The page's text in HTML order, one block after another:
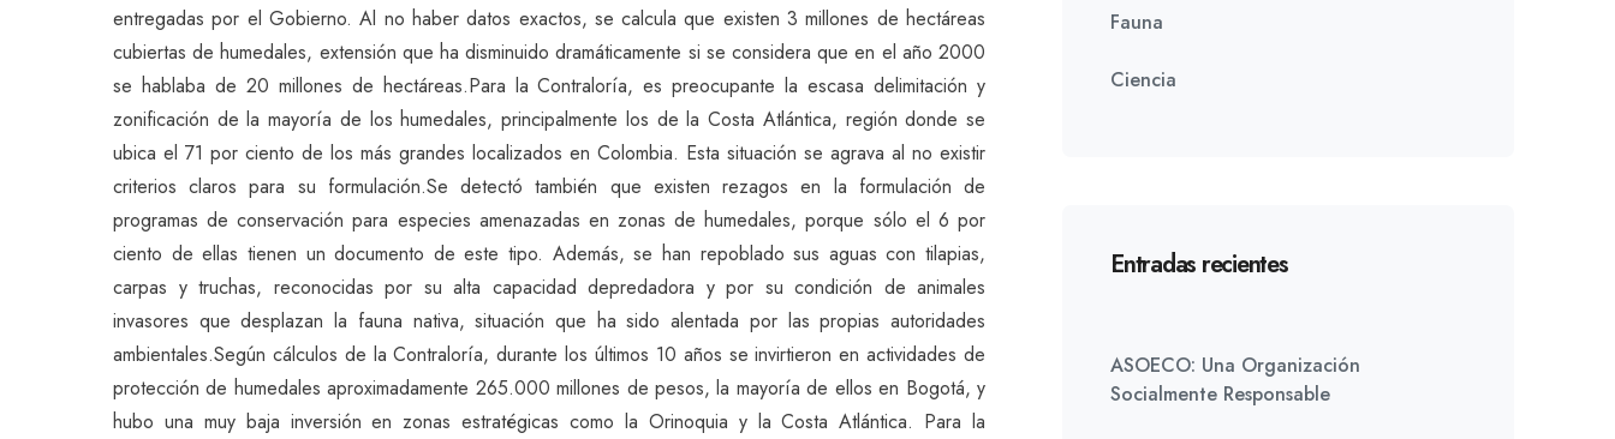
entregadas por el Gobierno. Al no haber datos exactos, se calcula que existen 3 millones de hectáreas
cubiertas de humedales, extensión que ha disminuido dramáticamente si se considera que en el año 2000
se hablaba de 20 millones de hectáreas.Para la Contraloría, es preocupante la escasa delimitación y
zonificación de la mayoría de los humedales, principalmente los de la Costa Atlántica, región donde se
ubica el 71 por ciento de los más grandes localizados en Colombia. Esta situación se agrava al no existir
criterios claros para su formulación.Se detectó también que existen rezagos en la formulación de
programas de conservación para especies amenazadas en zonas de humedales, porque sólo el 6 por
ciento de ellas tienen un documento de este tipo. Además, se han repoblado sus aguas con tilapias,
carpas y truchas, reconocidas por su alta capacidad depredadora y por su condición de animales
invasores que desplazan la fauna nativa, situación que ha sido alentada por las propias autoridades
ambientales.Según cálculos de la Contraloría, durante los últimos 10 años se invirtieron en actividades de
protección de humedales aproximadamente 265.000 millones de pesos, la mayoría de ellos en Bogotá, y
hubo una muy baja inversión en zonas estratégicas como la Orinoquia y la Costa Atlántica. Para la
Fauna
Ciencia
Entradas recientes
ASOECO: Una Organización
Socialmente Responsable